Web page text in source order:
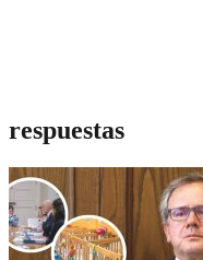
respuestas